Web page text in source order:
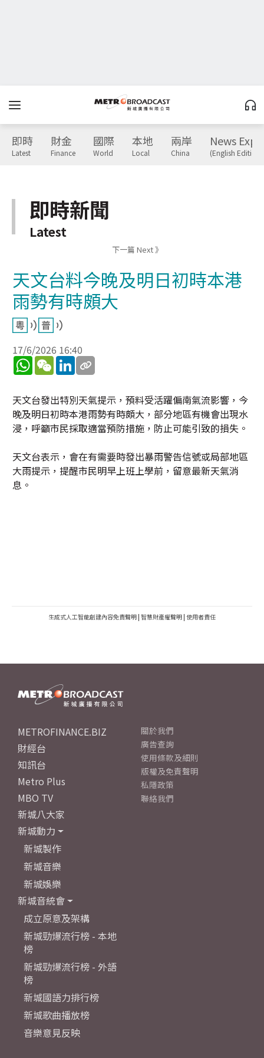
即時
Latest
財金
Finance
國際
World
本地
Local
兩岸
China
News
(English Edition)
即時新聞
Latest
下一篇 Next 》
天文台料今晚及明日初時本港
雨勢有時頗大
17/6/2026 16:40
WhatsApp
WeChatLinkedIn
天文台發出特別天氣提示，預料受活躍偏南氣流影響，今
晚及明日初時本港雨勢有時頗大，部分地區有機會出現水
浸，呼籲市民採取適當預防措施，防止可能引致的損失。
天文台表示，會在有需要時發出暴雨警告信號或局部地區
大雨提示，提醒市民明早上班上學前，留意最新天氣消
息。
生成式人工智能創建內容免責聲明 | 智慧財產權聲明 | 使用者責任
METROFINANCE.BIZ
財經台
知訊台
Metro Plus
MBO TV
新城八大家
新城動力
新城製作
新城音樂
新城娛樂
新城音統會
成立原意及架構
新城勁爆流行榜 - 本地
榜
新城勁爆流行榜 - 外語
榜
新城國語力排行榜
新城歌曲播放榜
音樂意見反映
關於我們
廣告查詢
使用條款及細則
版權及免責聲明
私隱政策
聯絡我們